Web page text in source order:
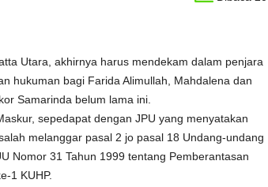
Utara, akhirnya harus mendekam dalam penjara
hukuman bagi Farida Alimullah, Mahdalena dan
Samarinda belum lama ini.
sepedapat dengan JPU yang menyatakan
melanggar pasal 2 jo pasal 18 Undang-undang
Nomor 31 Tahun 1999 tentang Pemberantasan
1 KUHP.